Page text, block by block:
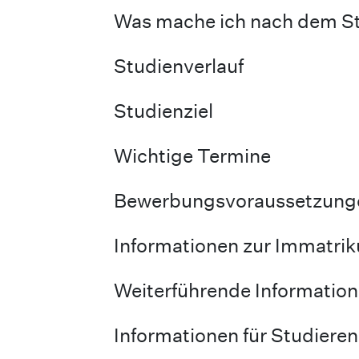
Was mache ich nach dem
Studienverlauf
Studienziel
Wichtige Termine
Informationen zur
Weiterführende
Informationen für